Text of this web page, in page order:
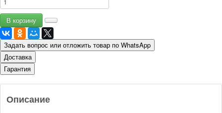
Задать вопрос или отложить товар по WhatsApp
Доставка
Гарантия
Описание